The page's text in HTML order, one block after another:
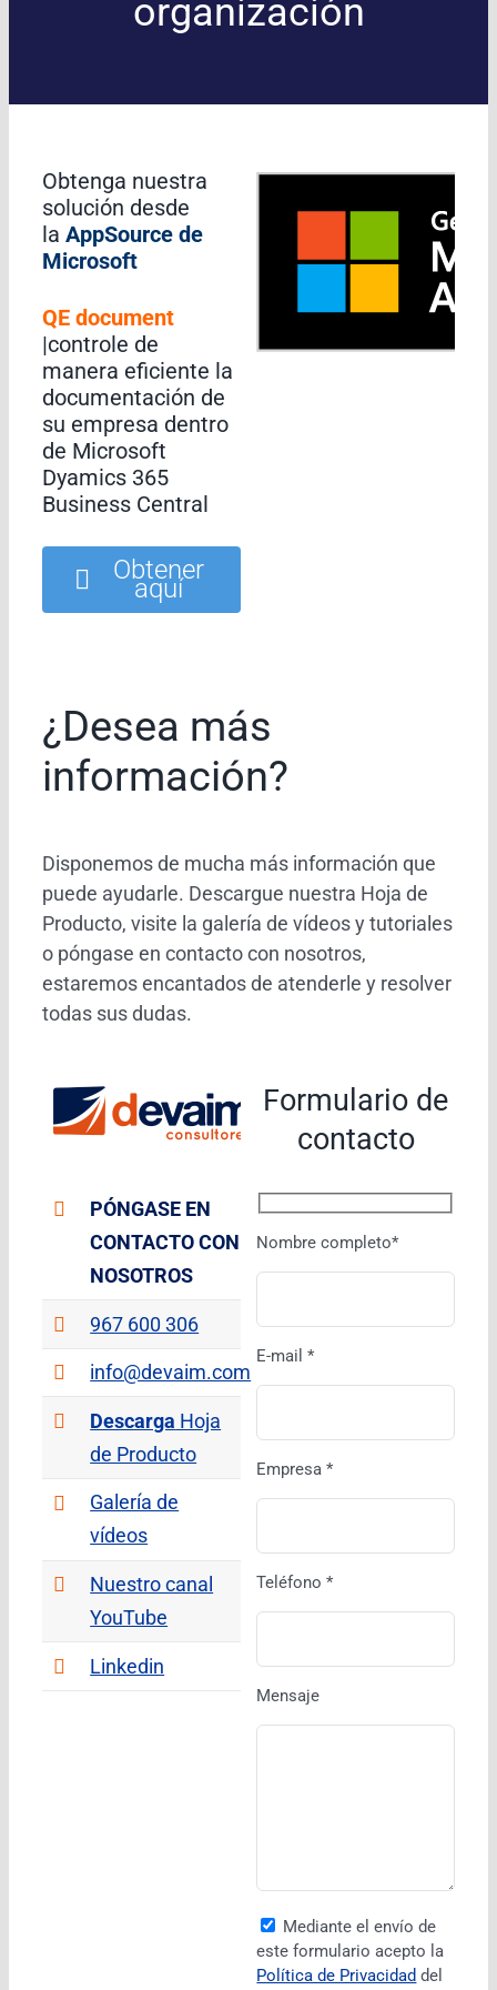
organización
Obtenga nuestra
solución desde
la AppSource de
Microsoft
QE document
|controle de
manera eficiente la
documentación de
su empresa dentro
de Microsoft
Dyamics 365
Business Central
Obtener
aquí
¿Desea más
información?
Disponemos de mucha más información que
puede ayudarle. Descargue nuestra Hoja de
Producto, visite la galería de vídeos y tutoriales
o póngase en contacto con nosotros,
estaremos encantados de atenderle y resolver
todas sus dudas.
PÓNGASE EN
CONTACTO CON
NOSOTROS
967 600 306
info@devaim.com
Descarga Hoja
de Producto
Galería de
vídeos
Nuestro canal
YouTube
Linkedin
Formulario de
contacto
Nombre completo*
E-mail *
Empresa *
Teléfono *
Mensaje
Mediante el envío de
este formulario acepto la
Política de Privacidad del